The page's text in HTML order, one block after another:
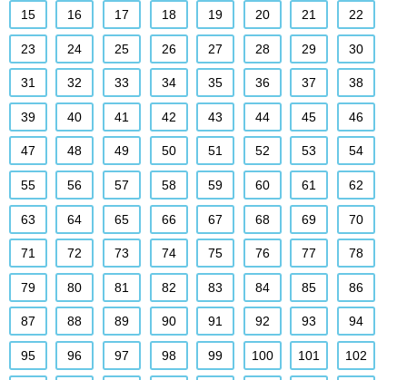
15 16 17 18 19 20 21 22
23 24 25 26 27 28 29 30
31 32 33 34 35 36 37 38
39 40 41 42 43 44 45 46
47 48 49 50 51 52 53 54
55 56 57 58 59 60 61 62
63 64 65 66 67 68 69 70
71 72 73 74 75 76 77 78
79 80 81 82 83 84 85 86
87 88 89 90 91 92 93 94
95 96 97 98 99 100 101 102